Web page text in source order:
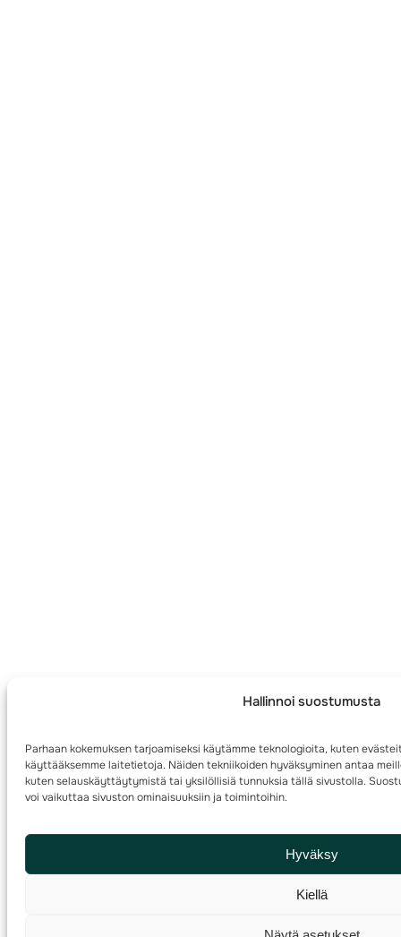
Hallinnoi suostumusta
Parhaan kokemuksen tarjoamiseksi käytämme teknologioita, kuten
käyttääksemme laitetietoja. Näiden tekniikoiden hyväksyminen antaa
kuten selauskäyttäytymistä tai yksilöllisiä tunnuksia tällä sivustolla.
voi vaikuttaa sivuston ominaisuuksiin ja toimintoihin.
Hyväksy
Kiellä